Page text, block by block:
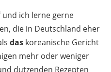
und ich lerne gerne
die in Deutschland eher
daskoreanische Gericht
mehr oder weniger
dutzenden Rezepten